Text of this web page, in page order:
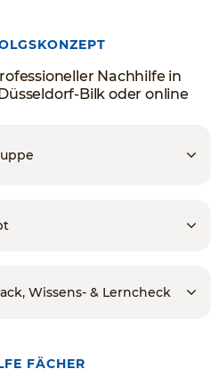
Nachhilfe in
Bilk oder online
Wissens- & Lerncheck
FÄCHER